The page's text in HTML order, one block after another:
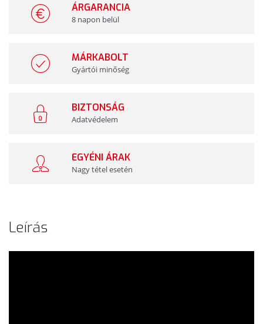
ÁRGARANCIA
8 napon belül
MÁRKABOLT
Gyártói minőség
BIZTONSÁG
Adatvédelem
EGYÉNI ÁRAK
Nagy tétel esetén
Leírás